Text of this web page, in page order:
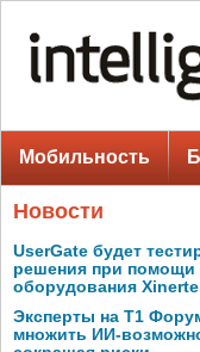
Мобильность
Новости
UserGate будет
решения при помощи
оборудования Xinertel
Эксперты на Т1
множить ИИ-